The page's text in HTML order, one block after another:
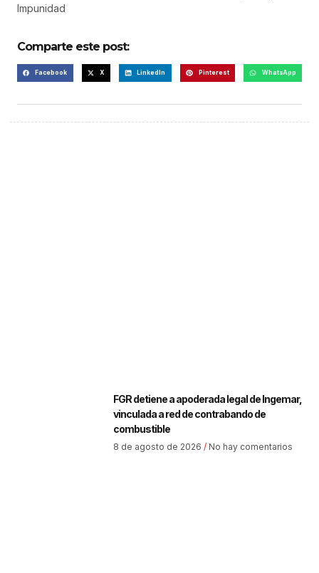
Impunidad
Comparte este post:
Facebook X LinkedIn Pinterest WhatsApp
FGR detiene a apoderada legal de Ingemar,
vinculada a red de contrabando de
combustible
8 de agosto de 2026 No hay comentarios